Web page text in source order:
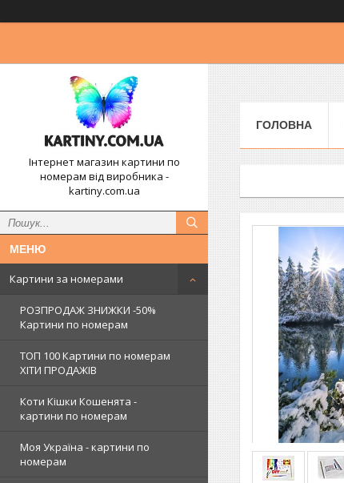
Інтернет магазин картини по
номерам від виробника -
kartiny.com.ua
Картини за номерами
РОЗПРОДАЖ ЗНИЖКИ -50%
Картини по номерам
ТОП 100 Картини по номерам
ХІТИ ПРОДАЖІВ
Коти Кішки Кошенята -
картини по номерам
Моя Україна - картини по
номерам
ГОЛОВНА